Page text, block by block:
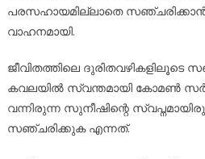
പരസഹായമില്ലാതെ
വാഹനമായി.
ജീവിതത്തിലെ ദുരിതവഴികളിലൂടെ
കവലയിൽ സ്വന്തമായി കോമൺ
വന്നിരുന്ന സുനീഷിന്റെ
സഞ്ചരിക്കുക എന്നത്.